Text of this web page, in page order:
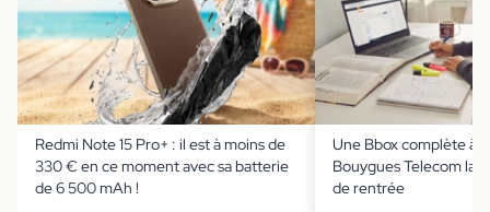
Redmi Note 15 Pro+ : il est à moins de
330 € en ce moment avec sa batterie
de 6 500 mAh !
Une Bbox complète à
Bouygues Telecom
de rentrée